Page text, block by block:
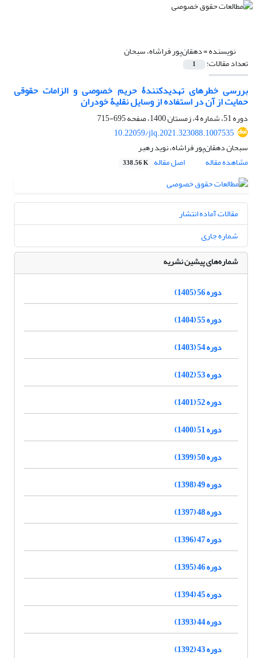
نویسنده =دهقان‌پور فراشاه، سبحان
تعداد مقالات: 1
بررسی خطرهای تهدیدکنندۀ حریم خصوصی و الزامات ‏حقوقی
حمایت از آن در استفاده از وسایل نقلیۀ خودران
دوره 51، شماره 4، زمستان 1400، صفحه
695-715
10.22059/jlq.2021.323088.1007535
سبحان دهقان‌پور فراشاه، نوید رهبر
مشاهده مقاله
اصل مقاله 338.56 K
مقالات آماده انتشار
شماره جاری
شماره‌های پیشین نشریه
دوره 56 (1405)
دوره 55 (1404)
دوره 54 (1403)
دوره 53 (1402)
دوره 52 (1401)
دوره 51 (1400)
دوره 50 (1399)
دوره 49 (1398)
دوره 48 (1397)
دوره 47 (1396)
دوره 46 (1395)
دوره 45 (1394)
دوره 44 (1393)
دوره 43 (1392)